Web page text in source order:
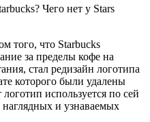
того, что Starbucks
за пределы кофе на
стал редизайн логотипа
которого были удалены
используется по сей
и узнаваемых